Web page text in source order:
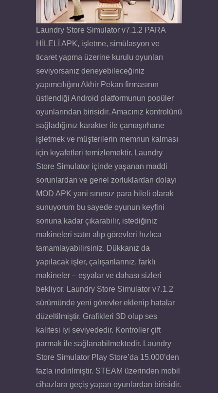
Laundry Store Simulator v7.1.2 PARA
HİLELİ APK, işletme, simülasyon ve
ticaret yapma üzerine kurulu oyunları
seviyorsanız deneyebileceğiniz
yapımcılığını Akhir Pekan firmasının
üstlendiği Android platformunun popüler
oyunlarından birisidir. Amacınız kontrolünü
sağladığınız karakter ile çamaşırhane
işletmek ve müşterilerin memnun kalması
için kıyafetleri temizlemektir. Laundry
Store Simulator içinde yaşanan maddi
sorunlardan ve genel zorluklardan dolayı
MOD APK yani sınırsız para hileli olarak
sunuyorum bu sayede oyunun keyfini
sonuna kadar çıkarabilir, istediğiniz
makineleri satın alıp görevleri hızlıca
tamamlayabilirsiniz. Dükkanız da
yapılacak işler, çalışanlarınız, farklı
makineler – eşyalar ve dahası sizleri
bekliyor. Laundry Store Simulator v7.1.2
sürümünde yeni görevler eklenip hatalar
düzeltilmiştir. Grafikleri 3D olup ses
kalitesi iyi seviyededir. Kontroller çift
parmak ile sağlanabilmektedir. Laundry
Store Simulator Play Store’da 15.000’den
fazla indirilmiştir. STEAM üzerinden mobil
cihazlara geçiş yapan oyunlardan birisidir.